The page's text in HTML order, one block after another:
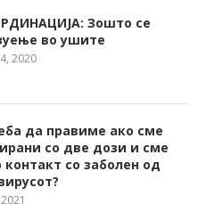
Зошто се
во ушите
2020
да правиме ако сме
со две дози и сме
контакт со заболен од